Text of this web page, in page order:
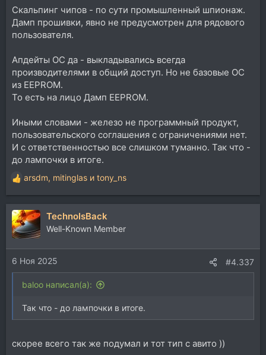
Скальпинг чипов - по сути промышленный шпионаж.
Дамп прошивки, явно не предусмотрен для рядового
пользователя.
Апдейты ОС да - выкладывались всегда
производителями в общий доступ. Но не базовые ОС
из EEPROM.
То есть на лицо Дамп EEPROM.
Иными словами - железо не программный продукт,
пользовательского соглашения с ограничениями нет.
И с ответственностью все слишком туманно. Так что -
до лампочки в итоге.
Р
е
а
к
ц
и
и
:
arsdm, mitinglas и tony_ns
TechnoIsBack
Well-Known Member
6 Ноя 2025 #4.337
baloo написал(а):
Так что - до лампочки в итоге.
скорее всего так же подумал и тот тип с авито ))